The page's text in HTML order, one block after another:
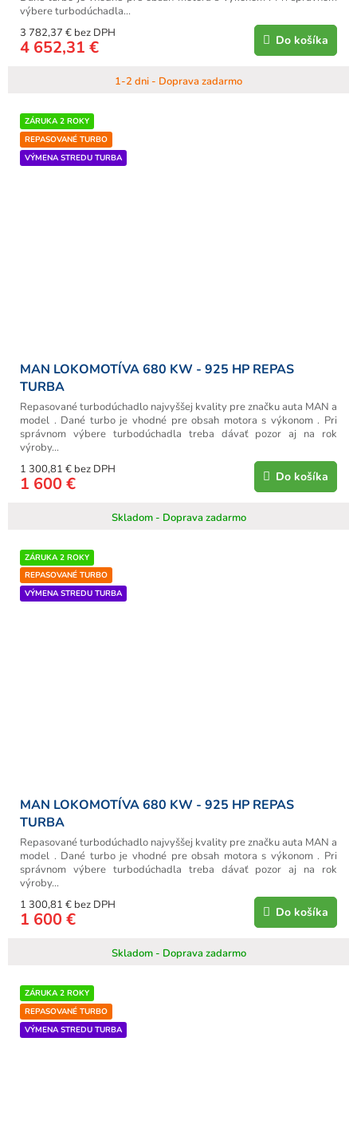
1-2 dni - Doprava zadarmo
3 782,37 € bez DPH
4 652,31 € Do košíka
výbere turbodúchadla...
ZÁRUKA 2 ROKY
REPASOVANÉ TURBO
VÝMENA STREDU TURBA
MAN LOKOMOTÍVA 680 KW - 925 HP REPAS
TURBA
Skladom - Doprava zadarmo
1 300,81 € bez DPH
1 600 € Do košíka
Repasované turbodúchadlo najvyššej kvality pre značku auta MAN a
model . Dané turbo je vhodné pre obsah motora s výkonom . Pri
správnom výbere turbodúchadla treba dávať pozor aj na rok
výroby...
ZÁRUKA 2 ROKY
REPASOVANÉ TURBO
VÝMENA STREDU TURBA
MAN LOKOMOTÍVA 680 KW - 925 HP REPAS
TURBA
Skladom - Doprava zadarmo
1 300,81 € bez DPH
1 600 € Do košíka
Repasované turbodúchadlo najvyššej kvality pre značku auta MAN a
model . Dané turbo je vhodné pre obsah motora s výkonom . Pri
správnom výbere turbodúchadla treba dávať pozor aj na rok
výroby...
ZÁRUKA 2 ROKY
REPASOVANÉ TURBO
VÝMENA STREDU TURBA